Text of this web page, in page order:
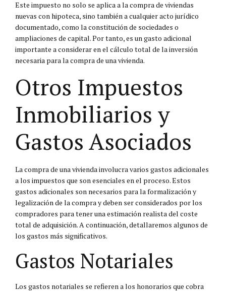
Este impuesto no solo se aplica a la compra de viviendas
nuevas con hipoteca, sino también a cualquier acto jurídico
documentado, como la constitución de sociedades o
ampliaciones de capital. Por tanto, es un gasto adicional
importante a considerar en el cálculo total de la inversión
necesaria para la compra de una vivienda.
Otros Impuestos
Inmobiliarios y
Gastos Asociados
La compra de una vivienda involucra varios gastos adicionales
a los impuestos que son esenciales en el proceso. Estos
gastos adicionales son necesarios para la formalización y
legalización de la compra y deben ser considerados por los
compradores para tener una estimación realista del coste
total de adquisición. A continuación, detallaremos algunos de
los gastos más significativos.
Gastos Notariales
Los gastos notariales se refieren a los honorarios que cobra